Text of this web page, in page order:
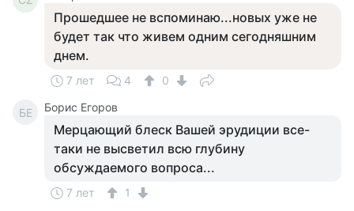
Прошедшее не вспоминаю...новых уже не
будет так что живем одним сегодняшним
днем.
7 лет 4 0
БЕ Борис Егоров
Мерцающий блеск Вашей эрудиции все-
таки не высветил всю глубину
обсуждаемого вопроса...
7 лет 1